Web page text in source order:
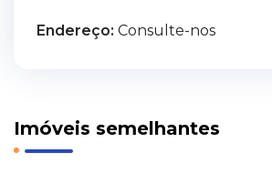
Endereço: Consulte-nos
Imóveis semelhantes